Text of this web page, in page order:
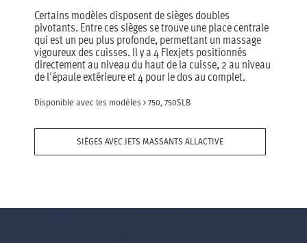
Certains modèles disposent de sièges doubles
pivotants. Entre ces sièges se trouve une place centrale
qui est un peu plus profonde, permettant un massage
vigoureux des cuisses. Il y a 4 Flexjets positionnés
directement au niveau du haut de la cuisse, 2 au niveau
de l'épaule extérieure et 4 pour le dos au complet.
Disponible avec les modèles 750, 750SLB
SIÈGES AVEC JETS MASSANTS ALLACTIVE